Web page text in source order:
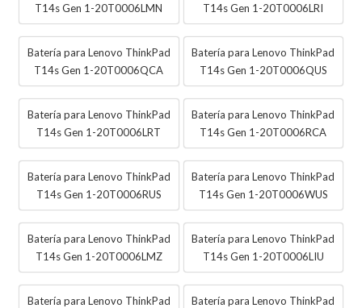
T14s Gen 1-20T0006LMN
T14s Gen 1-20T0006LRI
Batería para Lenovo ThinkPad
T14s Gen 1-20T0006QCA
Batería para Lenovo ThinkPad
T14s Gen 1-20T0006QUS
Batería para Lenovo ThinkPad
T14s Gen 1-20T0006LRT
Batería para Lenovo ThinkPad
T14s Gen 1-20T0006RCA
Batería para Lenovo ThinkPad
T14s Gen 1-20T0006RUS
Batería para Lenovo ThinkPad
T14s Gen 1-20T0006WUS
Batería para Lenovo ThinkPad
T14s Gen 1-20T0006LMZ
Batería para Lenovo ThinkPad
T14s Gen 1-20T0006LIU
Batería para Lenovo ThinkPad
Batería para Lenovo ThinkPad